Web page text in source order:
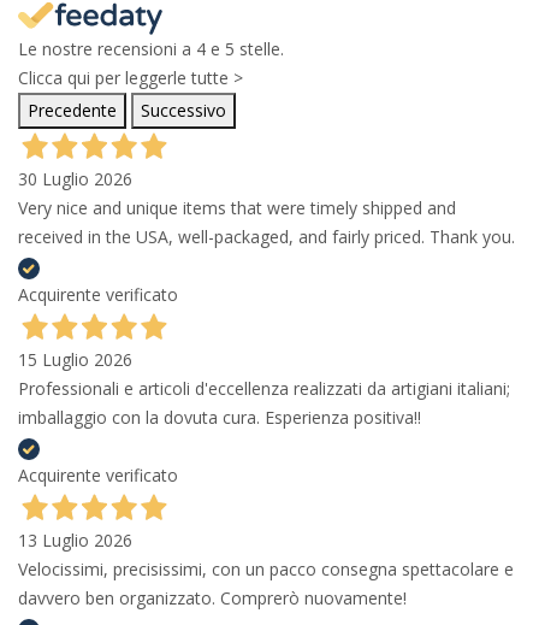
Le nostre recensioni a 4 e 5 stelle.
Clicca qui per leggerle tutte >
Precedente
Successivo
30 Luglio 2026
Very nice and unique items that were timely shipped and
received in the USA, well-packaged, and fairly priced. Thank you.
Acquirente verificato
15 Luglio 2026
Professionali e articoli d'eccellenza realizzati da artigiani italiani;
imballaggio con la dovuta cura. Esperienza positiva!!
Acquirente verificato
13 Luglio 2026
Velocissimi, precisissimi, con un pacco consegna spettacolare e
davvero ben organizzato. Comprerò nuovamente!